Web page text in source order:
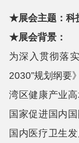
★展会主题： 科
★展会背景：
为深入贯彻落
2030”规划纲要
湾区健康产业
国家促进国内
国内医疗卫生